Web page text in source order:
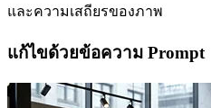
และความเสถียรของภาพ
แก้ไขด้วยข้อความ Prompt